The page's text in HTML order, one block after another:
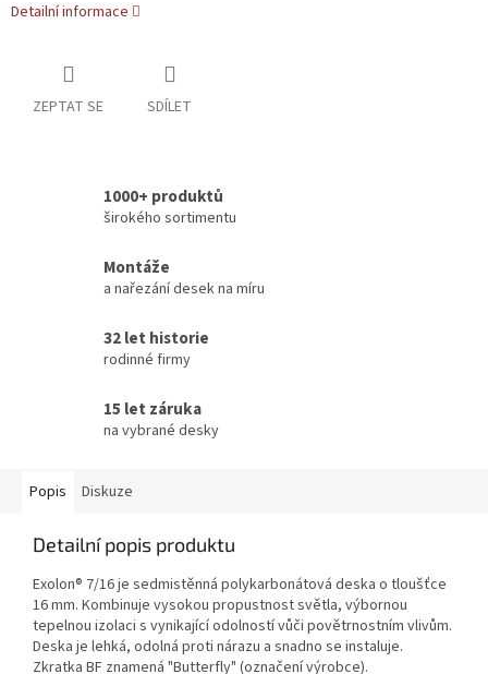
Detailní informace
ZEPTAT SE SDÍLET
1000+ produktů
širokého sortimentu
Montáže
a nařezání desek na míru
32 let historie
rodinné firmy
15 let záruka
na vybrané desky
Popis Diskuze
Detailní popis produktu
Exolon® 7/16 je sedmistěnná polykarbonátová deska o tloušťce
16 mm. Kombinuje vysokou propustnost světla, výbornou
tepelnou izolaci s vynikající odolností vůči povětrnostním vlivům.
Deska je lehká, odolná proti nárazu a snadno se instaluje.
Zkratka BF znamená "Butterfly" (označení výrobce).